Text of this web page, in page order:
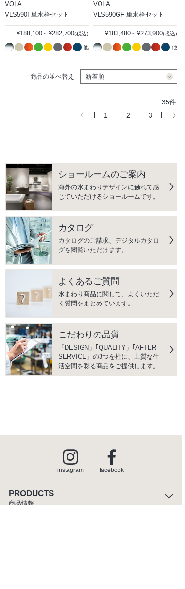
VOLA
VLS590I 単水栓セット
¥188,100～¥282,700(税込)
他
VOLA
VLS590GF 単水栓セット
¥183,480～¥273,900(税込)
他
商品の並べ替え
35件
1
2 3
ショールームのご案内
海外の水まわりデザインに触れて感
じていただけるショールームです。
カタログ
カタログのご請求、デジタルカタロ
グを閲覧いただけます。
よくあるご質問
水まわり商品に関して、よくいただ
く質問をまとめています。
こだわりの品質
「DESIGN」｢QUALITY」｢AFTER
SERVICE」の3つを柱に、上質な生
活空間を彩る商品をご提供します。
instagram facebook
PRODUCTS
商品情報